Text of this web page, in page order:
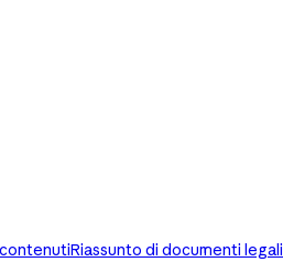
Riassunto di documenti legali